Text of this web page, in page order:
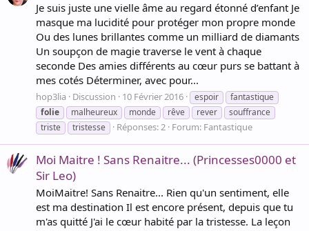
Je suis juste une vielle âme au regard étonné d’enfant Je
masque ma lucidité pour protéger mon propre monde
Ou des lunes brillantes comme un milliard de diamants
Un soupçon de magie traverse le vent à chaque
seconde Des amies différents au cœur purs se battant à
mes cotés Déterminer, avec pour...
hop3lia Discussion 10 Février 2016 espoir
fantastique
folie
malheureux monde rêve rever
souffrance
triste
tristesse Réponses: 2 Forum: Fantastique
Moi Maitre ! Sans Renaitre... (Princesses0000 et
Sir Leo)
MoiMaitre! Sans Renaitre... Rien qu'un sentiment, elle
est ma destination Il est encore présent, depuis que tu
m'as quitté J'ai le cœur habité par la tristesse. La leçon